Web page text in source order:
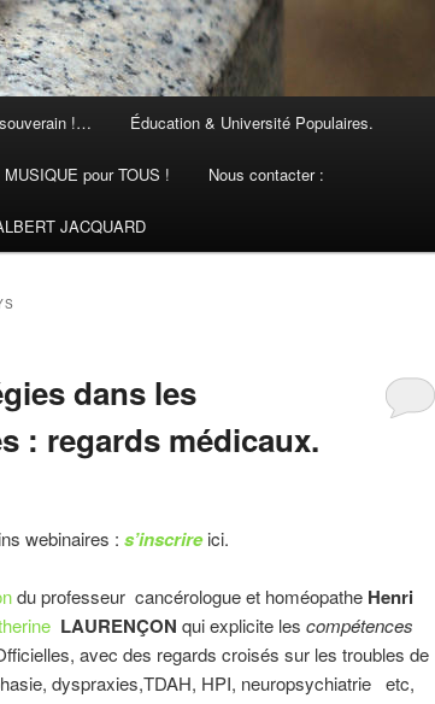
!… Éducation & Université Populaires.
MUSIQUE pour TOUS ! Nous contacter :
JACQUARD
dans les
: regards médicaux.
webinaires : s’inscrireici.
du professeur cancérologue et homéopatheHenri
LAURENÇON qui explicite les compétences
avec des regards croisés sur les troubles de
dyspraxies,TDAH, HPI, neuropsychiatrie etc,